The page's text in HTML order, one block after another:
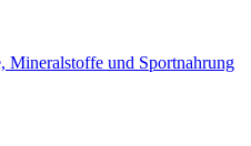
Mineralstoffe und Sportnahrung